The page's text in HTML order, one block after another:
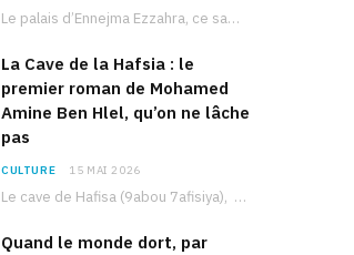
Le palais d’Ennejma Ezzahra, ce sanctuaire de la musique tunisienne et méditerranéenne construit par le…
La Cave de la Hafsia : le
premier roman de Mohamed
Amine Ben Hlel, qu’on ne lâche
pas
CULTURE 15 MAI 2026
Le cave de Hafisa (9abou 7afisiya), premier roman du journaliste tunisien Mohamed Amine Ben Hlel,…
Quand le monde dort, par